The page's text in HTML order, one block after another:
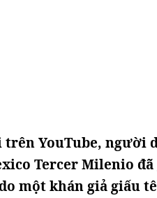
trên YouTube, người
Tercer Milenio
một khán giả giấu